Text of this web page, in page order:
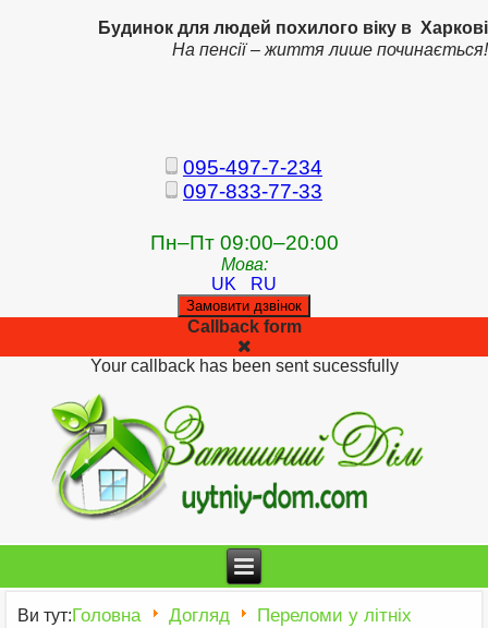
Будинок для людей похилого віку в Харкові
На пенсії – життя лише починається!
095-497-7-234
097-833-77-33
Пн–Пт 09:00–20:00
Мова:
UK
RU
Замовити дзвінок
Callback form
Your callback has been sent sucessfully
Ви тут:Головна Догляд
Переломи у літніх